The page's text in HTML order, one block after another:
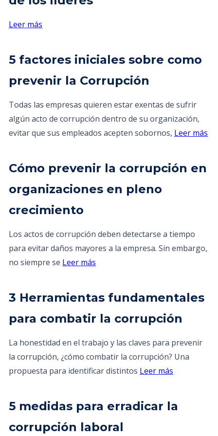
Leer más
5 factores iniciales sobre como
prevenir la Corrupción
Todas las empresas quieren estar exentas de sufrir
algún acto de corrupción dentro de su organización,
evitar que sus empleados acepten sobornos, Leer más
Cómo prevenir la corrupción en
organizaciones en pleno
crecimiento
Los actos de corrupción deben detectarse a tiempo
para evitar daños mayores a la empresa. Sin embargo,
no siempre se Leer más
3 Herramientas fundamentales
para combatir la corrupción
La honestidad en el trabajo y las claves para prevenir
la corrupción, ¿cómo combatir la corrupción? Una
propuesta para identificar distintos Leer más
5 medidas para erradicar la
corrupción laboral